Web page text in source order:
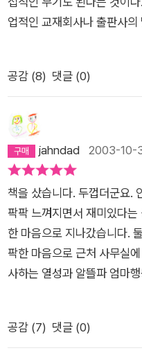
업적인 교재회사나 출판사
이나 교구의 교육적 효용성
한 그것을 어떻게 다루어야
창의적인 아이에게 창의성
이 없는 아이에게 확실히 창
어떤 이용법이 있는 것도 아
렁 댈 수도 있겠다.적어도
를 넓힌다는 데 의의가 있겠
연결고리가 없는 것이 아니
의로의 길이 열리는 것이 아
그냥 아무 기법도 없이 무작
키우는 것이 아니라 법(?)
카소의 데생작품을 본적이
공감 (8) 댓글 (0)
jahndad 2003-10-
책을 샀습니다. 두껍더군요.
팍팍 느껴지면서 재미있다
한 마음으로 지나갔습니다.
팍한 마음으로 근처 사무실
사하는 열성과 알뜰파 엄마
했지요. 평소 그림 그리기를
지 않았고 좀 있다가 보니 종이 비행기를 접어 날리고 있더군요.
공감 (7) 댓글 (0)